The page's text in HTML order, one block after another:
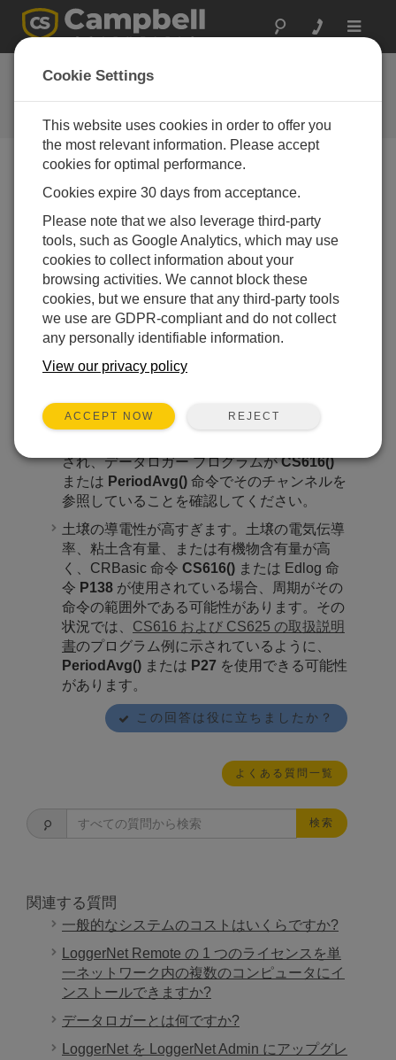
Toggle
よくある質問
当社の製品とソリューションに関
するよくある質問
CS616 または CS625 で「NAN」が表示され
る原因は何でしょうか?
CS616/CS625 に電力が供給されていませ
ん。赤い線が 12V に正しく接続され、黒い
線と透明な線が両方とも G に接続されてい
ることを確認してください。また、オレンジ
色の線がユニバーサル ターミナルまたはCポ
ートに正しく接続され、データロガー プロ
参照していることを確認してください。
データロガーは CS616/CS625 から信号を受
信して​​いません。緑色のワイヤがシングルエ
され、データロガー プログラムがCS616()
または PeriodAvg() 命令でそのチャンネルを
参照していることを確認してください。
土壌の導電性が高すぎます。土壌の電気伝導
率、粘土含有量、または有機物含有量が高
く、CRBasic 命令 CS616() または Edlog 命
令 P138 が使用されている場合、周期がその
命令の範囲外である可能性があります。その
状況では、 CS616 および CS625 の取扱説明
書のプログラム例に示されているように、
PeriodAvg() または P27 を使用できる可能性
があります。
この回答は役に立ちましたか？
よくある質問一覧
検索
関連する質問
一般的なシステムのコストはいくらですか?
LoggerNet Remote の 1 つのライセンスを単
一ネットワーク内の複数のコンピュータにイ
ンストールできますか?
データロガーとは何ですか?
LoggerNet を LoggerNet Admin にアップグレ
Cookie Settings
This website uses cookies in order to offer you
the most relevant information. Please accept
cookies for optimal performance.
Cookies expire 30 days from acceptance.
Please note that we also leverage third-party
tools, such as Google Analytics, which may use
cookies to collect information about your
browsing activities. We cannot block these
cookies, but we ensure that any third-party tools
we use are GDPR-compliant and do not collect
any personally identifiable information.
View our privacy policy
ACCEPT NOW REJECT